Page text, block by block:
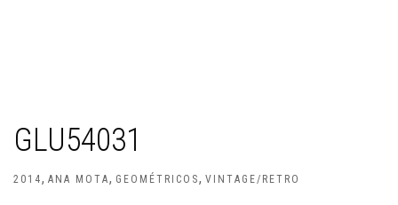
GLU54031
2014, ANA MOTA, GEOMÉTRICOS, VINTAGE/RETRO